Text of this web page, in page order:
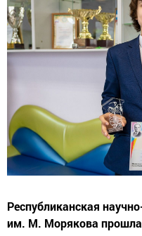
Республиканская
им. М. Морякова прошла